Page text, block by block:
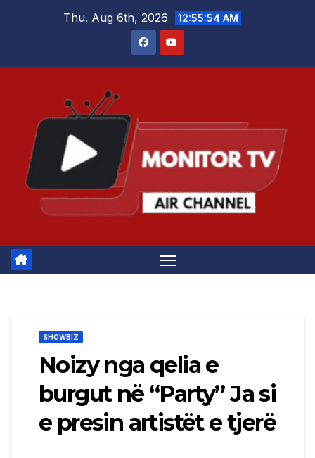
Thu. Aug 6th, 2026 12:55:55 AM
SHOWBIZ
Noizy nga qelia e
burgut në “Party” Ja si
e presin artistët e tjerë